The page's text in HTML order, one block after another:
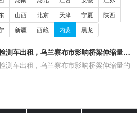
山西 北京 天津 宁夏
陕西
新疆 西藏 内蒙 黑龙
内蒙臂架桥梁检测车出租，乌兰察布市影响桥梁伸缩量的基本因素
测车出租，乌兰察布市影响桥梁伸缩量的